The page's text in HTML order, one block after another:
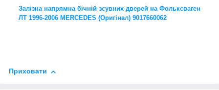
Залізна напрямна бічній зсувних дверей на Фольксваген
ЛТ 1996-2006 MERCEDES (Оригінал) 9017660062
Приховати